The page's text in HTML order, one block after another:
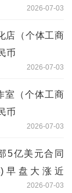
2026-07-03
店（个体工商
币
2026-07-03
室（个体工商
币
2026-07-03
5亿美元合同
早盘大涨近
2026-07-03